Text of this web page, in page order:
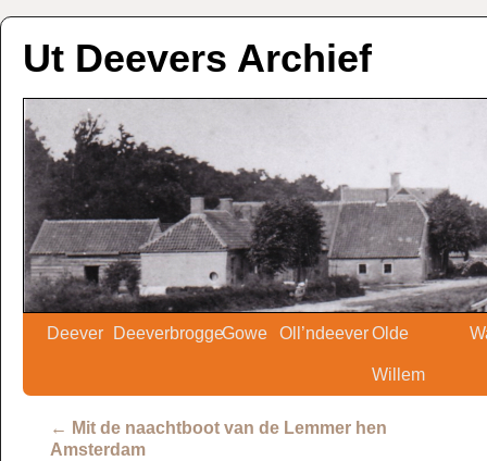
Ut Deevers Archief
Deever DeeverbroggeGowe Oll’ndeeverOlde
Willem
← Mit de naachtboot van de Lemmer hen
Amsterdam